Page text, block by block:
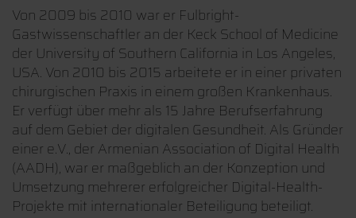
Von 2009 bis 2010 war er Fulbright-
Gastwissenschaftler an der Keck School of Medicine
der University of Southern California in Los Angeles,
USA. Von 2010 bis 2015 arbeitete er in einer privaten
chirurgischen Praxis in einem großen Krankenhaus.
Er verfügt über mehr als 15 Jahre Berufserfahrung
auf dem Gebiet der digitalen Gesundheit. Als Gründer
einer e.V., der Armenian Association of Digital Health
(AADH), war er maßgeblich an der Konzeption und
Umsetzung mehrerer erfolgreicher Digital-Health-
Projekte mit internationaler Beteiligung beteiligt.